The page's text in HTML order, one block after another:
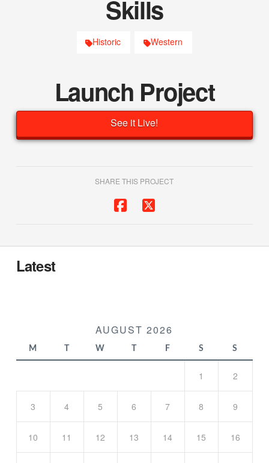
Skills
Historic Western
Launch Project
See it Live!
SHARE THIS PROJECT
Latest
AUGUST 2026
M W F S S
1 2
3 4 5 6 7 8 9
10 11 12 13 14 15 16